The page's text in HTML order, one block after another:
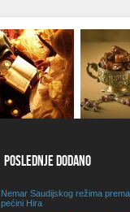
POSLEDNJE DODANO
Nemar Saudijskog režima prema
pećini Hira